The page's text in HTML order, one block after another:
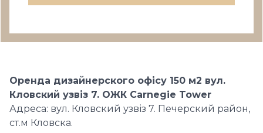
Оренда дизайнерского офісу 150 м2 вул.
Кловский узвіз 7. ОЖК Carnegie Tower
Адреса: вул. Кловский узвіз 7. Печерский район,
ст.м Кловска.